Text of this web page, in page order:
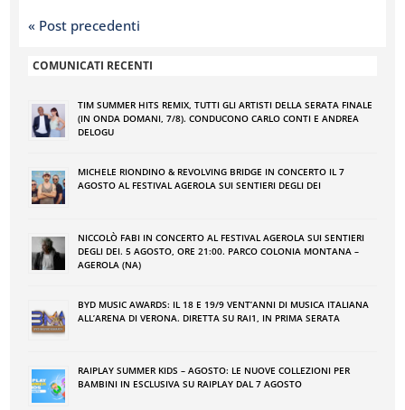
« Post precedenti
COMUNICATI RECENTI
TIM SUMMER HITS REMIX, TUTTI GLI ARTISTI DELLA SERATA FINALE
(IN ONDA DOMANI, 7/8). CONDUCONO CARLO CONTI E ANDREA
DELOGU
MICHELE RIONDINO & REVOLVING BRIDGE IN CONCERTO IL 7
AGOSTO AL FESTIVAL AGEROLA SUI SENTIERI DEGLI DEI
NICCOLÒ FABI IN CONCERTO AL FESTIVAL AGEROLA SUI SENTIERI
DEGLI DEI. 5 AGOSTO, ORE 21:00. PARCO COLONIA MONTANA –
AGEROLA (NA)
BYD MUSIC AWARDS: IL 18 E 19/9 VENT’ANNI DI MUSICA ITALIANA
ALL’ARENA DI VERONA. DIRETTA SU RAI1, IN PRIMA SERATA
RAIPLAY SUMMER KIDS – AGOSTO: LE NUOVE COLLEZIONI PER
BAMBINI IN ESCLUSIVA SU RAIPLAY DAL 7 AGOSTO